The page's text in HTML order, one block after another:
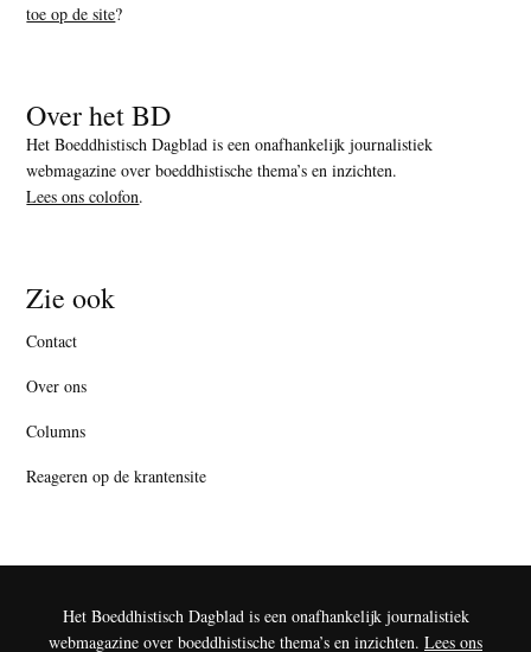
toe op de site?
Over het BD
Het Boeddhistisch Dagblad is een onafhankelijk journalistiek
webmagazine over boeddhistische thema’s en inzichten.
Lees ons colofon.
Zie ook
Contact
Over ons
Columns
Reageren op de krantensite
Het Boeddhistisch Dagblad is een onafhankelijk journalistiek
webmagazine over boeddhistische thema’s en inzichten. Lees ons